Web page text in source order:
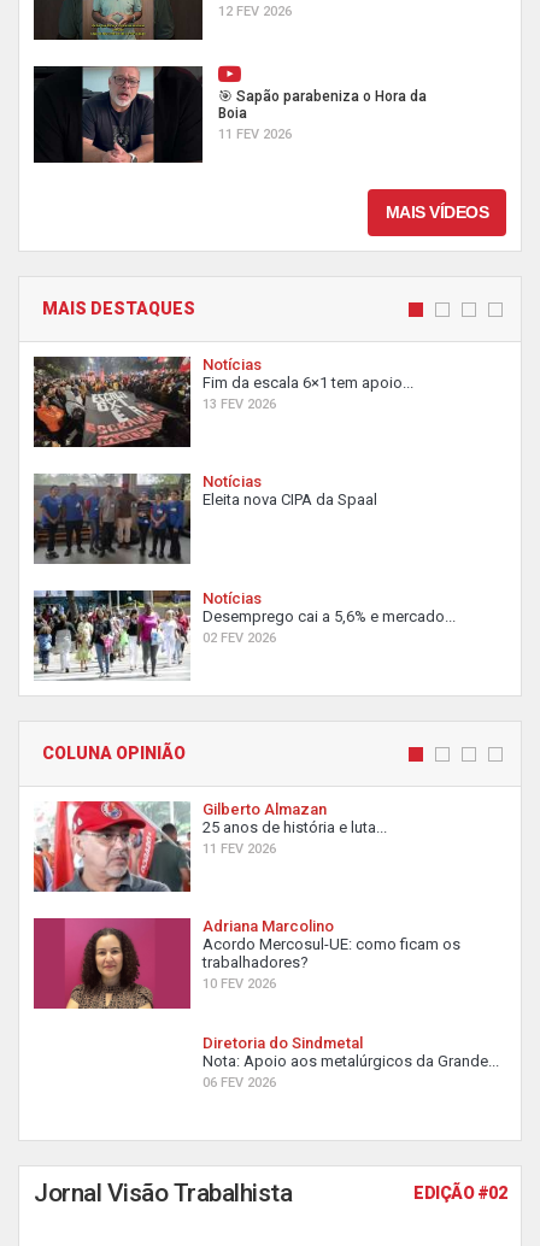
12 FEV 2026
🎯 Sapão parabeniza o Hora da
Boia
11 FEV 2026
MAIS VÍDEOS
MAIS DESTAQUES
Notícias
Fim da escala 6×1 tem apoio...
13 FEV 2026
Notícias
Eleita nova CIPA da Spaal
Notícias
Desemprego cai a 5,6% e mercado...
02 FEV 2026
COLUNA OPINIÃO
Gilberto Almazan
25 anos de história e luta...
11 FEV 2026
Adriana Marcolino
Acordo Mercosul-UE: como ficam os
trabalhadores?
10 FEV 2026
Diretoria do Sindmetal
Nota: Apoio aos metalúrgicos da Grande...
06 FEV 2026
Jornal Visão Trabalhista EDIÇÃO #02